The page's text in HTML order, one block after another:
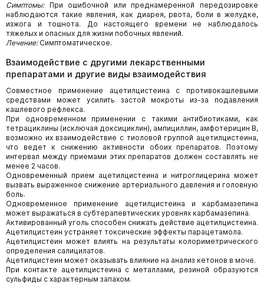
Симптомы:При ошибочной или преднамеренной передозировке
наблюдаются такие явления, как диарея, рвота, боли в желудке,
изжога и тошнота. До настоящего времени не наблюдалось
тяжелых и опасных для жизни побочных явлений.
Лечение:Симптоматическое.
Взаимодействие с другими лекарственными
препаратами и другие виды взаимодействия
Совместное применение ацетилцистеина с противокашлевыми
средствами может усилить застой мокроты из-за подавления
кашлевого рефлекса.
При одновременном применении с такими антибиотиками, как
тетрациклины (исключая доксициклин), ампициллин, амфотерицин В,
возможно их взаимодействие с тиоловой группой ацетилцистеина,
что ведет к снижению активности обоих препаратов. Поэтому
интервал между приемами этих препаратов должен составлять не
менее 2 часов.
Одновременный прием ацетилцистеина и нитроглицерина может
вызвать выраженное снижение артериального давления и головную
боль.
Одновременное применение ацетилцистеина и карбамазепина
может выражаться в субтерапевтических уровнях карбамазепина.
Активированный уголь способен снижать действие ацетилцистеина.
Ацетилцистеин устраняет токсические эффекты парацетамола.
Ацетилцистеин может влиять на результаты колориметрического
определения салицилатов.
Ацетилцистеин может оказывать влияние на анализ кетонов в моче.
При контакте ацетилцистеина с металлами, резиной образуются
сульфиды с характерным запахом.